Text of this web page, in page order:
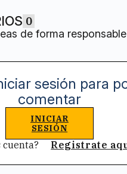
0
de forma
sesión para
comentar
INICIAR
SESIÓN
cuenta? Registrate